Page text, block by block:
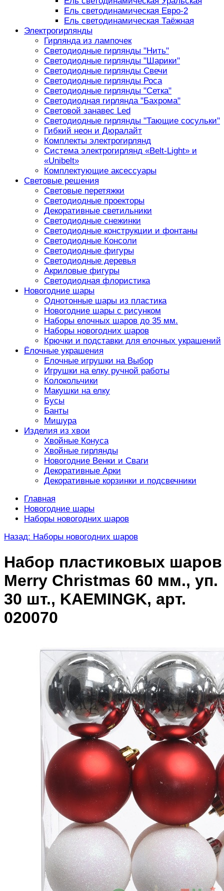
Ель светодинамическая Евро-2
Ель светодинамическая Таёжная
Электрогирлянды
Гирлянда из лампочек
Светодиодные гирлянды "Нить"
Светодиодные гирлянды "Шарики"
Светодиодные гирлянды Свечи
Светодиодные гирлянды Роса
Светодиодные гирлянды "Сетка"
Светодиодная гирлянда "Бахрома"
Световой занавес Led
Светодиодные гирлянды "Тающие сосульки"
Гибкий неон и Дюралайт
Комплекты электрогирлянд
Система электрогирлянд «Belt-Light» и
«Unibelt»
Комплектующие аксессуары
Световые решения
Световые перетяжки
Светодиодные проекторы
Декоративные светильники
Светодиодные снежинки
Светодиодные конструкции и фонтаны
Светодиодные Консоли
Светодиодные фигуры
Светодиодные деревья
Акриловые фигуры
Светодиодная флористика
Новогодние шары
Однотонные шары из пластика
Новогодние шары с рисунком
Наборы елочных шаров до 35 мм.
Наборы новогодних шаров
Крючки и подставки для елочных украшений
Ёлочные украшения
Елочные игрушки на Выбор
Игрушки на елку ручной работы
Колокольчики
Макушки на елку
Бусы
Банты
Мишура
Изделия из хвои
Хвойные Конуса
Хвойные гирлянды
Новогодние Венки и Сваги
Декоративные Арки
Декоративные корзинки и подсвечники
Главная
Новогодние шары
Наборы новогодних шаров
Назад: Наборы новогодних шаров
Набор пластиковых шаров
Merry Christmas 60 мм., уп.
30 шт., KAEMINGK, арт.
020070